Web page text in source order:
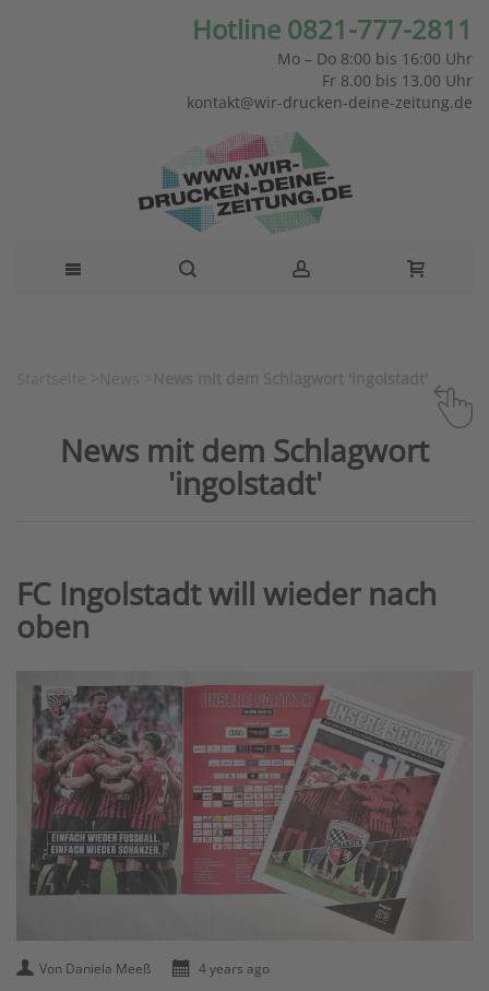
Hotline 0821-777-2811
Mo – Do 8:00 bis 16:00 Uhr
Fr 8.00 bis 13.00 Uhr
kontakt@wir-drucken-deine-zeitung.de
News mit dem Schlagwort
'ingolstadt'
​FC Ingolstadt will wieder nach
oben
Von Daniela Meeß 4 years ago